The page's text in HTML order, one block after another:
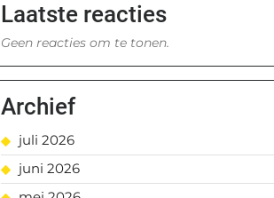
Laatste reacties
Geen reacties om te tonen.
Archief
juli 2026
juni 2026